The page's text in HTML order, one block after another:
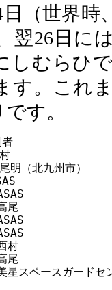
（世界時
翌26日に
しむらひ
す。これ
す。
（北九州市）
スガードセン